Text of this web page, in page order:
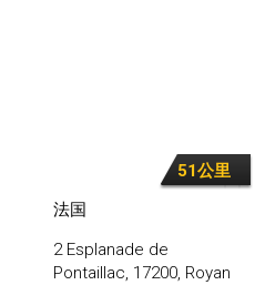
法国
2 Esplanade de
Pontaillac, 17200, Royan
51公里